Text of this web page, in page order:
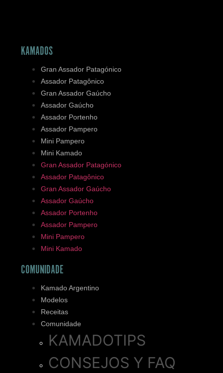
KAMADOS
Gran Assador Patagónico
Assador Patagônico
Gran Assador Gaúcho
Assador Gaúcho
Assador Portenho
Assador Pampero
Mini Pampero
Mini Kamado
Gran Assador Patagónico
Assador Patagônico
Gran Assador Gaúcho
Assador Gaúcho
Assador Portenho
Assador Pampero
Mini Pampero
Mini Kamado
COMUNIDADE
Kamado Argentino
Modelos
Receitas
Comunidade
KAMADOTIPS
CONSEJOS Y FAQ